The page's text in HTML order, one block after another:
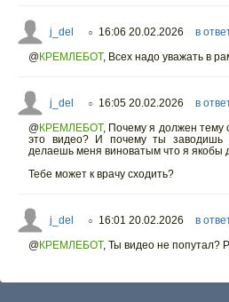
j_del ○ 16:06 20.02.2026 в
@КРЕМЛЕБОТ, Всех надо уважать в
j_del ○ 16:05 20.02.2026 в
@КРЕМЛЕБОТ, Почему я должен тему
это видео? И почему ты
делаешь меня виноватым что я якобы
Тебе может к врачу сходить?
j_del ○ 16:01 20.02.2026 в
@КРЕМЛЕБОТ, Ты видео не попутал?